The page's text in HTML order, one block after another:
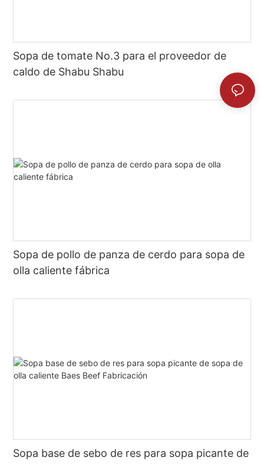
Sopa de tomate No.3 para el proveedor de
caldo de Shabu Shabu
Sopa de pollo de panza de cerdo para sopa de
olla caliente fábrica
Sopa base de sebo de res para sopa picante de